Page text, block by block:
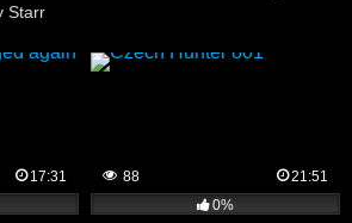
Starr
17:31
88
21:51
0%